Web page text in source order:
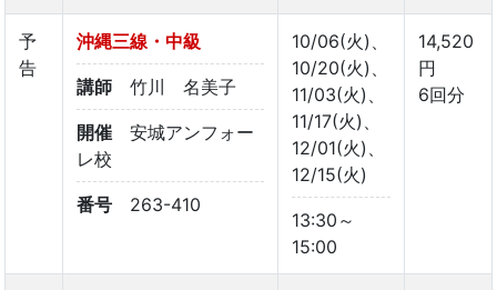
予
告
沖縄三線・中級
講師 竹川 名美子
開催
安城アンフォー
レ校
番号 263-410
10/06(火)、
10/20(火)、
11/03(火)、
11/17(火)、
12/01(火)、
12/15(火)
13:30～
15:00
14,520
円
6回分